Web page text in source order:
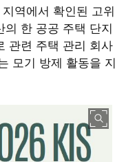
역에서 확인된 고위
의 한 공공 주택 단지
관련 주택 관리 회사
모기 방제 활동을 지